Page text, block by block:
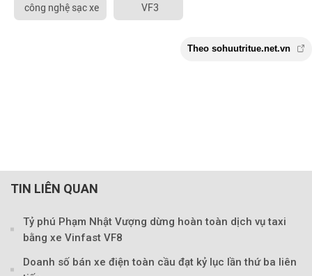
công nghệ sạc xe VF3
TIN LIÊN QUAN
Tỷ phú Phạm Nhật Vượng dừng hoàn toàn dịch vụ taxi
bằng xe Vinfast VF8
Doanh số bán xe điện toàn cầu đạt kỷ lục lần thứ ba liên